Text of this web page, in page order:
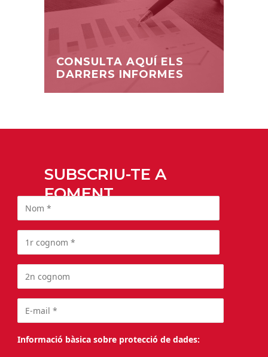
CONSULTA AQUÍ ELS
DARRERS INFORMES
SUBSCRIU-TE A
FOMENT
Informació bàsica sobre protecció de dades: